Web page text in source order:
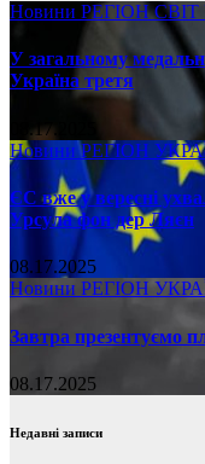
Новини РЕГІОНСВІТ
У загальному
Україна третя
08.17.2025
НовиниРЕГІОН
ЄС вже у вересні
Урсула фон дер Ляєн
08.17.2025
Новини РЕГІОН
Завтра презентуємо
08.17.2025
Недавні записи